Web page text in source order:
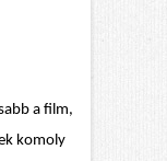
a film,
komoly